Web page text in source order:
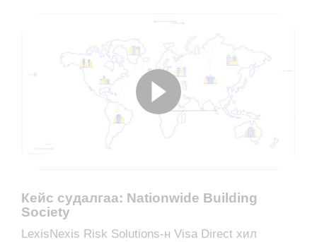
Кейс судалгаа: Nationwide Building
Society
LexisNexis Risk Solutions-н Visa Direct хил